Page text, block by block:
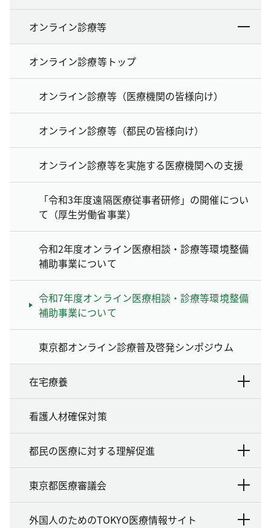
オンライン診療等
オンライン診療等トップ
オンライン診療等（医療機関の皆様向け）
オンライン診療等（都民の皆様向け）
オンライン診療等を実施する医療機関への支援
「令和3年度遠隔医療従事者研修」の開催につい
て（厚生労働省事業）
令和2年度オンライン医療相談・診療等環境整備
補助事業について
令和7年度オンライン医療相談・診療等環境整備
補助事業について
東京都オンライン診療普及啓発シンポジウム
在宅療養
看護人材確保対策
都民の医療に対する理解促進
東京都医療審議会
外国人のためのTOKYO医療情報サイト